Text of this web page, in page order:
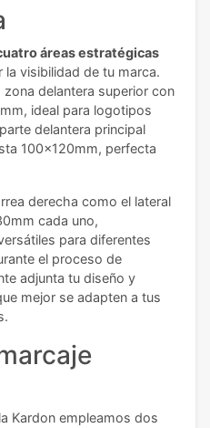
áreas estratégicas
la visibilidad de tu marca.
zona delantera superior con
ideal para logotipos
delantera principal
100x120mm, perfecta
derecha como el lateral
cada uno,
para diferentes
el proceso de
adjunta tu diseño y
mejor se adapten a tus
Kardon empleamos dos